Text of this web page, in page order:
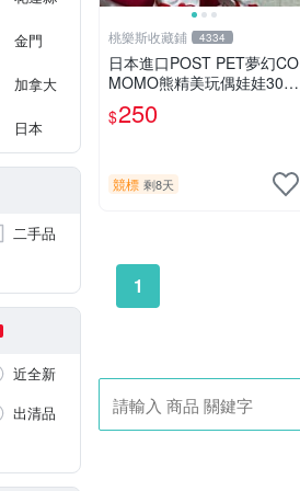
金門
加拿大
日本
二手品
近全新
出清品
桃樂斯收藏鋪 4334
日本進口POST PET夢幻CO
MOMO熊精美玩偶娃娃30c
m
$250
競標 剩8天
1